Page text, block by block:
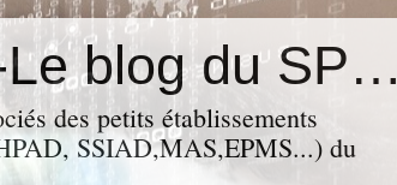
&quot;Résistances&quot;-Le blog du SPHAB/CGT (56-Guémené-sur-Scorff) et des Syndicats CGT associés des petits établissements sanitaires, sociaux et médico-sociaux du Morbihan qui résistent à la casse
des petits établissements
SSIAD,MAS,EPMS...) du